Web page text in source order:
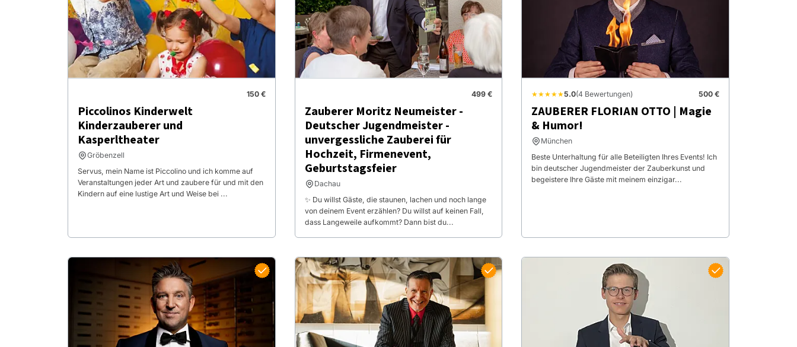
150 €
Piccolinos Kinderwelt
Kinderzauberer und
Kasperltheater
Gröbenzell
Servus, mein Name ist Piccolino und ich komme auf
Veranstaltungen jeder Art und zaubere für und mit den
Kindern auf eine lustige Art und Weise bei ...
499 €
Zauberer Moritz Neumeister -
Deutscher Jugendmeister -
unvergessliche Zauberei für
Hochzeit, Firmenevent,
Geburtstagsfeier
Dachau
✨ Du willst Gäste, die staunen, lachen und noch lange
von deinem Event erzählen? Du willst auf keinen Fall,
dass Langeweile aufkommt? Dann bist du...
★★★★★5.0(4 Bewertungen) 500 €
ZAUBERER FLORIAN OTTO | Magie
& Humor!
München
Beste Unterhaltung für alle Beteiligten Ihres Events! Ich
bin deutscher Jugendmeister der Zauberkunst und
begeistere Ihre Gäste mit meinem einzigar...